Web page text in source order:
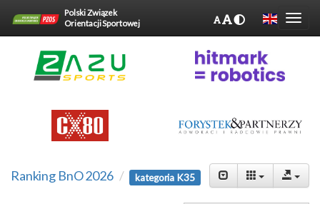
Polski Związek
Orientacji Sportowej
Ranking BnO 2026 kategoria K35